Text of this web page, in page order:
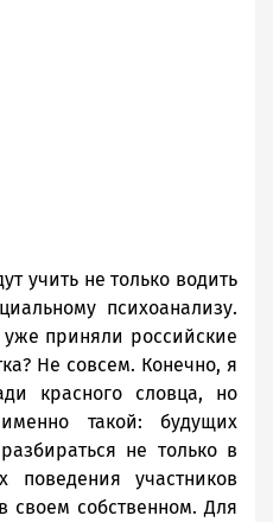
учить не только водить
психоанализу.
приняли российские
Не совсем. Конечно, я
красного словца, но
такой: будущих
не только в
участников
своем собственном. Для